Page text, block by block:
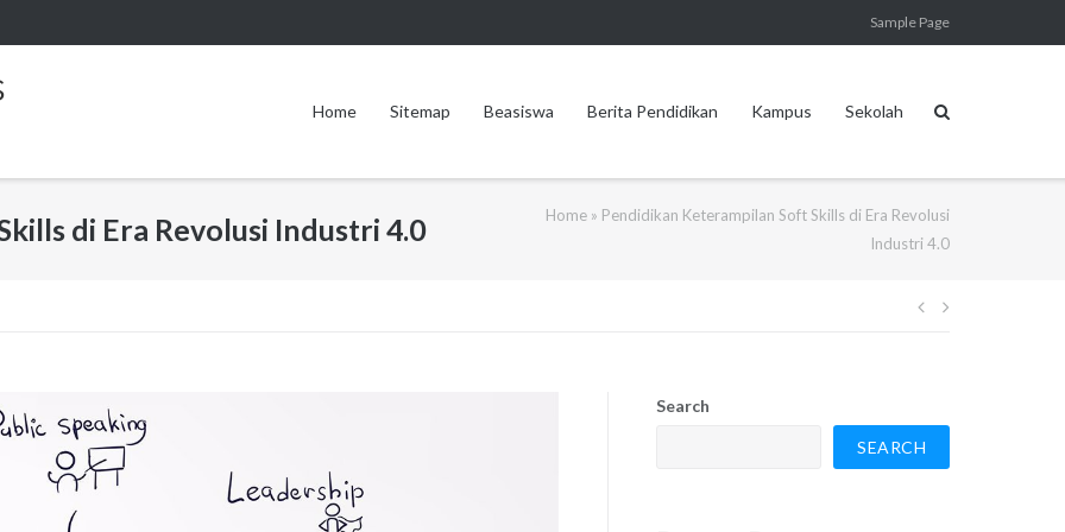
Sample Page
Home Sitemap Beasiswa Berita Pendidikan Kampus Sekolah
di Era Revolusi Industri 4.0 Home » Pendidikan Keterampilan Soft Skills di Era Revolusi
Industri 4.0
Post
Search
SEARCH